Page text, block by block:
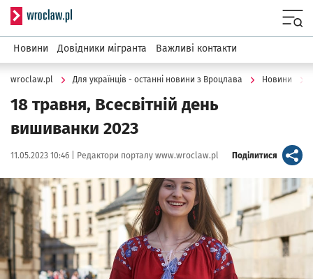
Serwis informacyjny wroclaw.pl
Новини Довідники мігранта Важливі контакти
wroclaw.pl Для українців - останні новини з Вроцлава Новини
18 травня, Всесвітній день
вишиванки 2023
Data publikacji:
11.05.2023 10:46 | Autor:
Редактори порталу www.wroclaw.pl Поділитися artykuł
Kliknij, aby powiększyć